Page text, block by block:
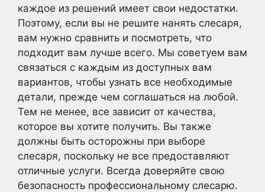
каждое из решений имеет свои недостатки.
Поэтому, если вы не решите нанять слесаря,
вам нужно сравнить и посмотреть, что
подходит вам лучше всего. Мы советуем вам
связаться с каждым из доступных вам
вариантов, чтобы узнать все необходимые
детали, прежде чем соглашаться на любой.
Тем не менее, все зависит от качества,
которое вы хотите получить. Вы также
должны быть осторожны при выборе
слесаря, поскольку не все предоставляют
отличные услуги. Всегда доверяйте свою
безопасность профессиональному слесарю.